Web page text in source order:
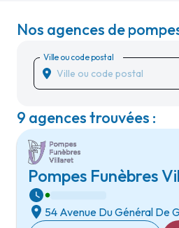
Nos agences de
Ville ou code postal
9 agences trouvées :
Pompes Funèbres
54 Avenue Du Général De